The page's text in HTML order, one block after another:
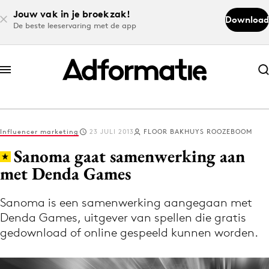
Jouw vak in je broekzak!
De beste leeservaring met de app
Download
Abonneer nu
Abonneer nu
Log in
Volg het laatste nieuws via de Adformatie
Nieuws app
Influencer marketing 23 JULI 2013 FLOOR BAKHUYS ROOZEBOOM
Sanoma gaat samenwerking aan
met Denda Games
Sanoma is een samenwerking aangegaan met
Denda Games, uitgever van spellen die gratis
gedownload of online gespeeld kunnen worden.